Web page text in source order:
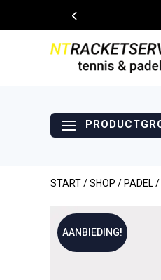
START/SHOP / PADEL /
AANBIEDING!